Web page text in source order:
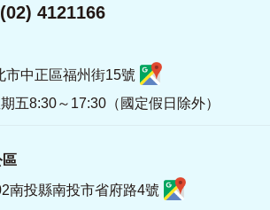
4121166
市中正區福州街15號
五8:30～17:30（國定假日除外）
區
南投縣南投市省府路4號